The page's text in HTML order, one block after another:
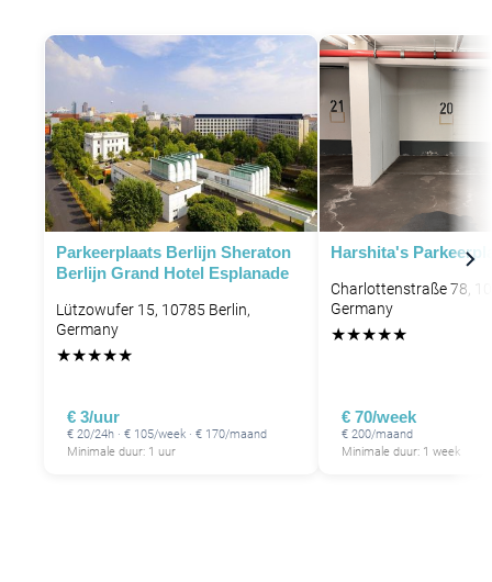
Parkeerplaats Berlijn Sheraton
Berlijn Grand Hotel Esplanade
Lützowufer 15, 10785 Berlin,
Germany
★★★★★
€ 3/uur
€ 20/24h · € 105/week · € 170/maand
Minimale duur: 1 uur
Harshita's
Charlottenstraße 78,
Germany
★★★★★
€ 70/week
€ 200/maand
Minimale duur: 1 week